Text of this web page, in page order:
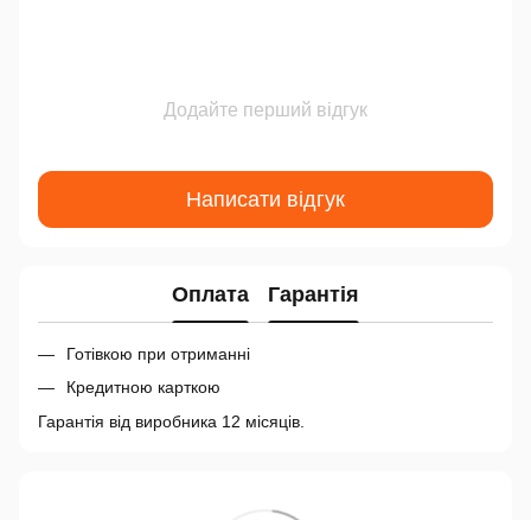
Додайте перший відгук
Написати відгук
Оплата Гарантія
Готівкою при отриманні
Кредитною карткою
Гарантія від виробника 12 місяців.